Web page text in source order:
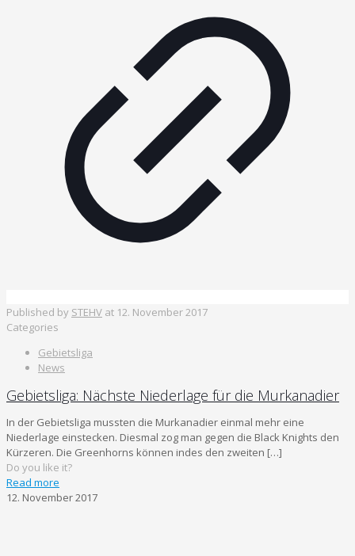
Published by STEHV at 12. November 2017
Categories
Gebietsliga
News
Gebietsliga: Nächste Niederlage für die Murkanadier
In der Gebietsliga mussten die Murkanadier einmal mehr eine
Niederlage einstecken. Diesmal zog man gegen die Black Knights den
Kürzeren. Die Greenhorns können indes den zweiten […]
Do you like it?
Read more
12. November 2017